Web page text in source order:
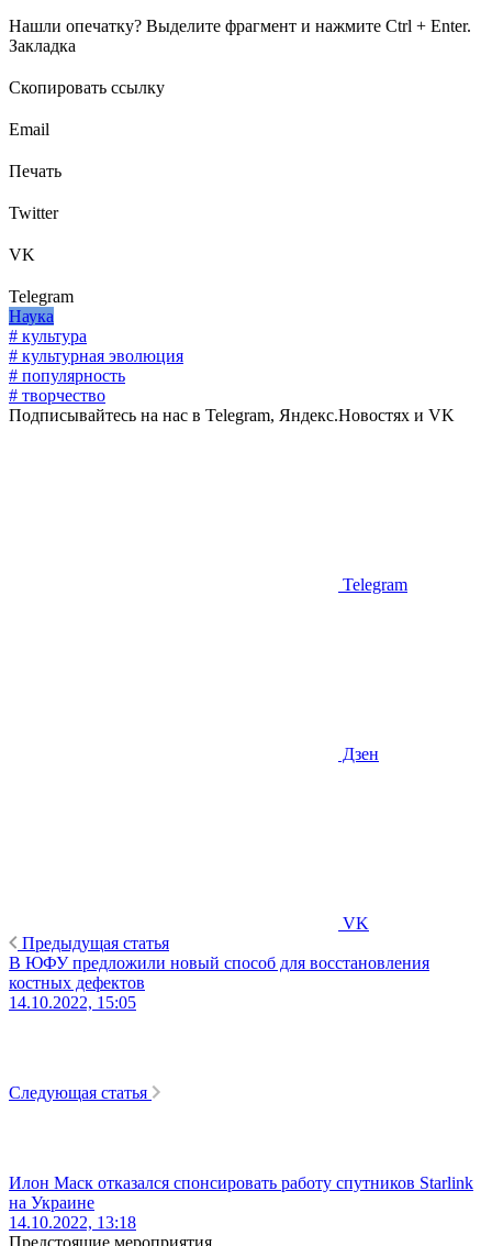
Нашли опечатку? Выделите фрагмент и нажмите Ctrl + Enter.
Закладка
Скопировать ссылку
Email
Печать
Twitter
VK
Telegram
Наука
# культура
# культурная эволюция
# популярность
# творчество
Подписывайтесь на нас в Telegram, Яндекс.Новостях и VK
Telegram
Дзен
VK
Предыдущая статья
В ЮФУ предложили новый способ для восстановления
костных дефектов
14.10.2022, 15:05
Следующая статья
Илон Маск отказался спонсировать работу спутников Starlink
на Украине
14.10.2022, 13:18